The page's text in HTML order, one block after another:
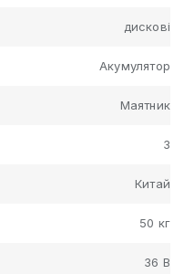
дискові
Акумулятор
Маятник
3
Китай
50 кг
36 В